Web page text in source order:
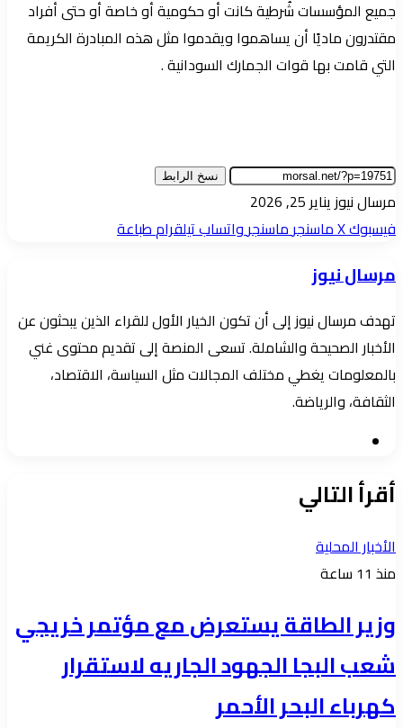
جميع المؤسسات شُرطية كانت أو حكومية أو خاصة أو حتى أفراد
مقتدرون ماديًا أن يساهموا ويقدموا مثل هذه المبادرة الكريمة
التي قامت بها قوات الجمارك السودانية .
نسخ الرابط
مرسال نيوز أرسل
بريدا
يناير 25, 2026
فيسبوك‫Xماسنجرماسنجرواتسابتيلقرامطباعة
مرسال نيوز
تهدف مرسال نيوز إلى أن تكون الخيار الأول للقراء الذين يبحثون عن
الأخبار الصحيحة والشاملة. تسعى المنصة إلى تقديم محتوى غني
بالمعلومات يغطي مختلف المجالات مثل السياسة، الاقتصاد،
الثقافة، والرياضة.
أقرأ التالي
الأخبار المحلية
منذ 11 ساعة
وزير الطاقة يستعرض مع مؤتمر خريجي
شعب البجا الجهود الجاريه لاستقرار
كهرباء البحر الأحمر